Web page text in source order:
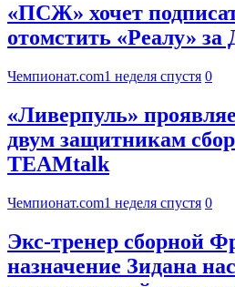
«ПСЖ» хочет
отомстить «Реалу»
Чемпионат.com1 неделя спустя 0
«Ливерпуль»
двум защитникам
TEAMtalk
Чемпионат.com1 неделя спустя 0
Экс-тренер сборной
назначение Зидана